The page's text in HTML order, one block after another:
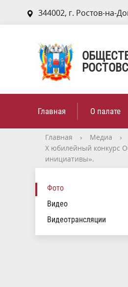
344002, г. Ростов-на-
Главная О палате
Главная › Медиа ›
Х юбилейный конкурс
инициативы».
Фото
Видео
Видеотрансляции